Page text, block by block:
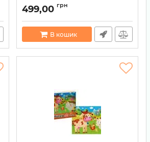
Артикул: 590051137494
499,00 грн
В кошик